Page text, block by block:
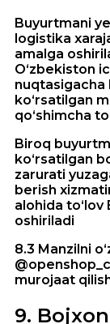
Buyurtmani
logistika
amalga
O‘zbekiston
nuqtasigacha
ko‘rsatilgan
qo‘shimcha
Biroq
ko‘rsatilgan
zarurati
berish
alohida
oshiriladi
8.3 Manzilni
murojaat
9.